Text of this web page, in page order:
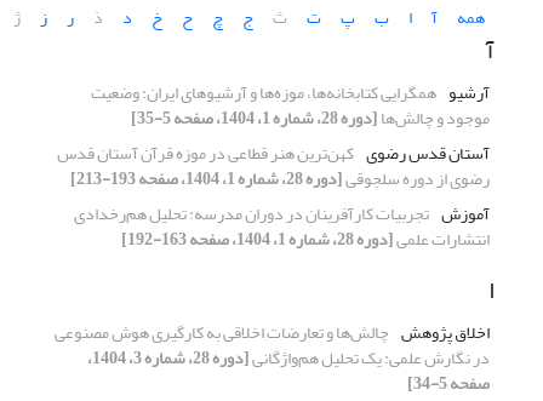
همه
آ ا ب پ ت ث ج چ ح خ د ذ ر ز ژ
آ
آرشیو همگرایی کتابخانه‌ها، موزه‌ها و آرشیوهای ایران: وضعیت
موجود و چالش‏‌ها[دوره 28، شماره 1، 1404، صفحه 5-35]
آستان قدس رضوی کهن‌ترین هنر قطاعی در موزه قرآن آستان قدس
رضوی از دوره سلجوقی[دوره 28، شماره 1، 1404، صفحه 193-213]
آموزش تجربیات کارآفرینان در دوران مدرسه: تحلیل هم‌رخدادی
انتشارات علمی[دوره 28، شماره 1، 1404، صفحه 163-192]
ا
اخلاق پژوهش چالش‌ها و تعارضات اخلاقی به‌ کارگیری هوش مصنوعی
در نگارش علمی: یک تحلیل هم‌واژگانی [دوره 28، شماره 3، 1404،
صفحه 5-34]